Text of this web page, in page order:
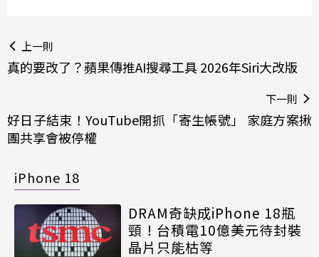
上一則
真的要改了？蘋果傳推AI搜尋工具 2026年Siri大改版
下一則
好日子結束！YouTube開抓「寄生帳號」 家庭方案揪
團共享會被停權
iPhone 18
DRAM奇缺成iPhone 18瓶
頸！台積電10億美元待封裝
晶片只能枯等